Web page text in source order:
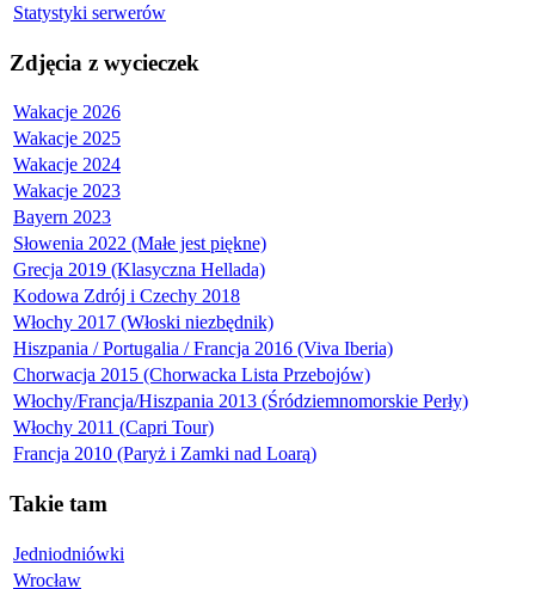
Statystyki serwerów
Zdjęcia z wycieczek
Wakacje 2026
Wakacje 2025
Wakacje 2024
Wakacje 2023
Bayern 2023
Słowenia 2022 (Małe jest piękne)
Grecja 2019 (Klasyczna Hellada)
Kodowa Zdrój i Czechy 2018
Włochy 2017 (Włoski niezbędnik)
Hiszpania / Portugalia / Francja 2016 (Viva Iberia)
Chorwacja 2015 (Chorwacka Lista Przebojów)
Włochy/Francja/Hiszpania 2013 (Śródziemnomorskie Perły)
Włochy 2011 (Capri Tour)
Francja 2010 (Paryż i Zamki nad Loarą)
Takie tam
Jedniodniówki
Wrocław